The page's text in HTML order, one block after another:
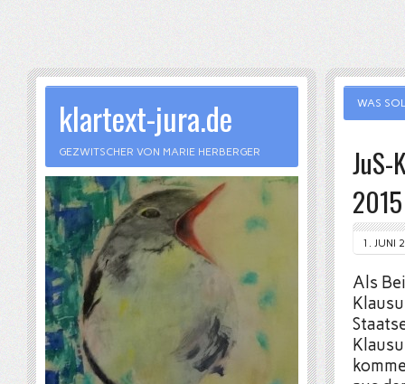
WAS
JuS-
2015
1. JUNI
Als
klartext-jura.de
GEZWITSCHER VON MARIE HERBERGER